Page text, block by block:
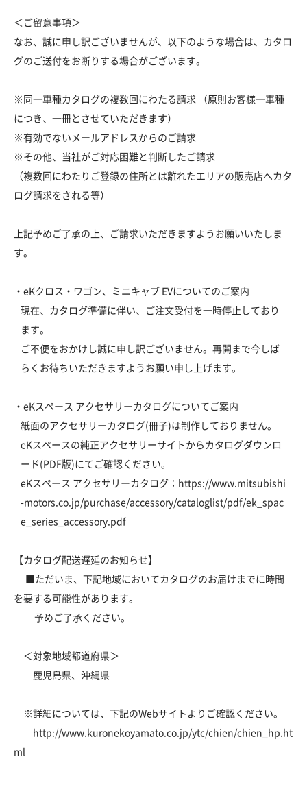
＜ご留意事項＞
なお、誠に申し訳ございませんが、以下のような場合は、カタロ
グのご送付をお断りする場合がございます。
※同一車種カタログの複数回にわたる請求 （原則お客様一車種
につき、一冊とさせていただきます）
※有効でないメールアドレスからのご請求
※その他、当社がご対応困難と判断したご請求
（複数回にわたりご登録の住所とは離れたエリアの販売店へカタ
ログ請求をされる等）
上記予めご了承の上、ご請求いただきますようお願いいたしま
す。
・eKクロス・ワゴン、ミニキャブ EVについてのご案内
現在、カタログ準備に伴い、ご注文受付を一時停止しており
ます。
ご不便をおかけし誠に申し訳ございません。再開まで今しば
らくお待ちいただきますようお願い申し上げます。
・eKスペース アクセサリーカタログについてご案内
紙面のアクセサリーカタログ(冊子)は制作しておりません。
eKスペースの純正アクセサリーサイトからカタログダウンロ
ード(PDF版)にてご確認ください。
eKスペース アクセサリーカタログ： https://www.mitsubishi
-motors.co.jp/purchase/accessory/cataloglist/pdf/ek_spac
e_series_accessory.pdf
【カタログ配送遅延のお知らせ】
■ただいま、下記地域においてカタログのお届けまでに時間
を要する可能性があります。
予めご了承ください。
＜対象地域都道府県＞
鹿児島県、沖縄県
※詳細については、下記のWebサイトよりご確認ください。
http://www.kuronekoyamato.co.jp/ytc/chien/chien_hp.ht
ml